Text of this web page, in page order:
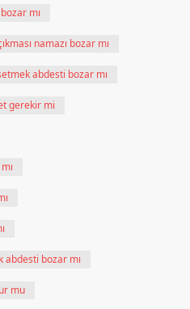
mı
namazı bozar mı
abdesti bozar mı
gerekir mi
abdesti bozar mı
mu